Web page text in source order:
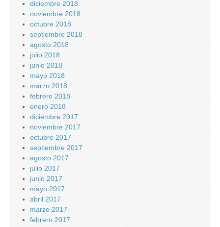
diciembre 2018
noviembre 2018
octubre 2018
septiembre 2018
agosto 2018
julio 2018
junio 2018
mayo 2018
marzo 2018
febrero 2018
enero 2018
diciembre 2017
noviembre 2017
octubre 2017
septiembre 2017
agosto 2017
julio 2017
junio 2017
mayo 2017
abril 2017
marzo 2017
febrero 2017